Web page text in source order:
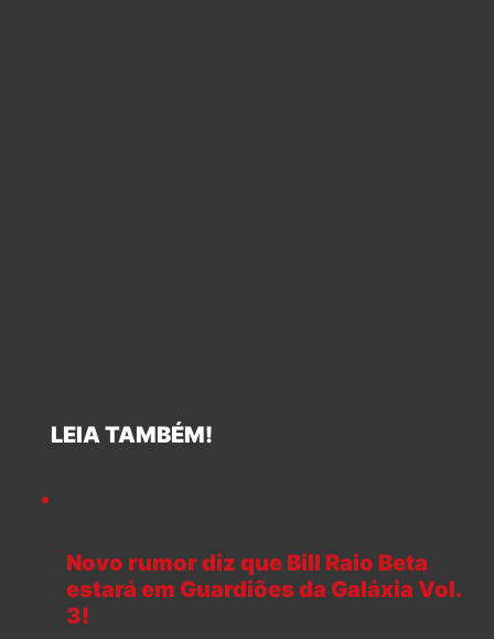
LEIA TAMBÉM!
Novo rumor diz que Bill Raio Beta
estará em Guardiões da Galáxia Vol.
3!